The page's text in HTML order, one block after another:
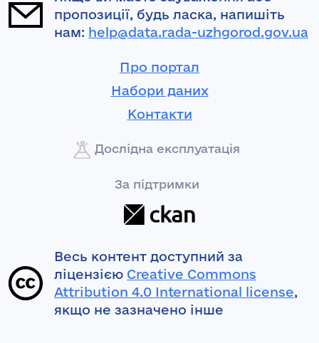
пропозиції, будь ласка, напишіть
нам: help@data.rada-uzhgorod.gov.ua
Про портал
Набори даних
Контакти
Дослідна експлуатація
За підтримки
Весь контент доступний за
ліцензією Creative Commons
Attribution 4.0 International license,
якщо не зазначено інше